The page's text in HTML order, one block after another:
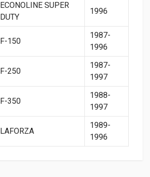
ECONOLINE SUPER
DUTY
1996
F-150
1987-
1996
F-250
1987-
1997
F-350
1988-
1997
LAFORZA
1989-
1996